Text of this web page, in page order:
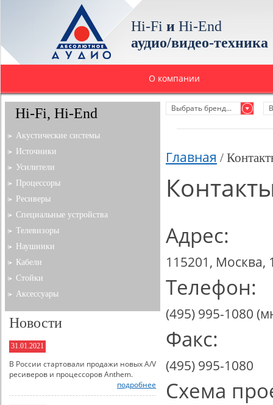
Hi-Fi и Hi-End
аудио/видео-техника
О компании
Выбрать бренд...
Главная /
Адрес:
115201, Москва,
Телефон:
(495) 995-1080
Факс:
(495) 995-1080
Схема
Hi-Fi, Hi-End
Акустические системы
Источники
Усилители
Процессоры
Ресиверы
Специальные устройства
Телевизоры
Наушники
Кабели
Стойки
Аксессуары
Новости
31.01.2021
В России стартовали продажи новых A/V
ресиверов и процессоров Anthem.
подробнее